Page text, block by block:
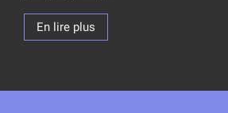
En lire plus